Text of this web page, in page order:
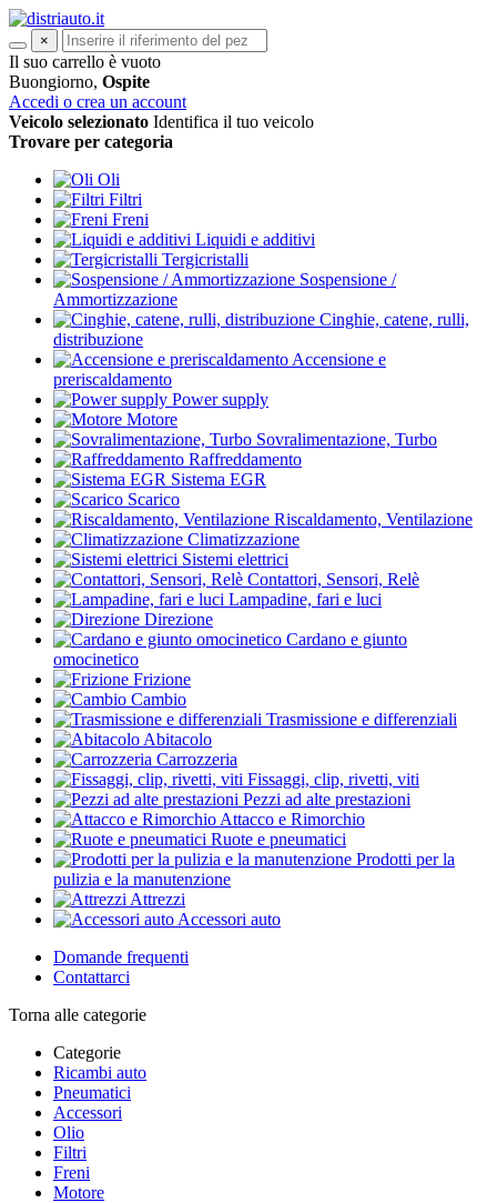
×
Il suo carrello è vuoto
Buongiorno, Ospite
Accedi o crea un account
Veicolo selezionato Identifica il tuo veicolo
Trovare per categoria
Oli
Filtri
Freni
Liquidi e additivi
Tergicristalli
Sospensione /
Ammortizzazione
Cinghie, catene, rulli,
distribuzione
Accensione e
preriscaldamento
Power supply
Motore
Sovralimentazione, Turbo
Raffreddamento
Sistema EGR
Scarico
Riscaldamento, Ventilazione
Climatizzazione
Sistemi elettrici
Contattori, Sensori, Relè
Lampadine, fari e luci
Direzione
Cardano e giunto
omocinetico
Frizione
Cambio
Trasmissione e differenziali
Abitacolo
Carrozzeria
Fissaggi, clip, rivetti, viti
Pezzi ad alte prestazioni
Attacco e Rimorchio
Ruote e pneumatici
Prodotti per la
pulizia e la manutenzione
Attrezzi
Accessori auto
Domande frequenti
Contattarci
Torna alle categorie
Categorie
Ricambi auto
Pneumatici
Accessori
Olio
Filtri
Freni
Motore